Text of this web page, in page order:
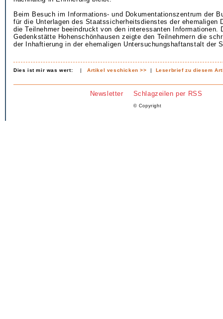
Beim Besuch im Informations- und Dokumentationszentrum der
für die Unterlagen des Staatssicherheitsdienstes der ehemaligen
die Teilnehmer beeindruckt von den interessanten Informationen.
Gedenkstätte Hohenschönhausen zeigte den Teilnehmern die
der Inhaftierung in der ehemaligen Untersuchungshaftanstalt der
Dies ist mir was wert: |Artikel veschicken >> | Leserbrief zu diesem
Newsletter Schlagzeilen per RSS
© Copyright